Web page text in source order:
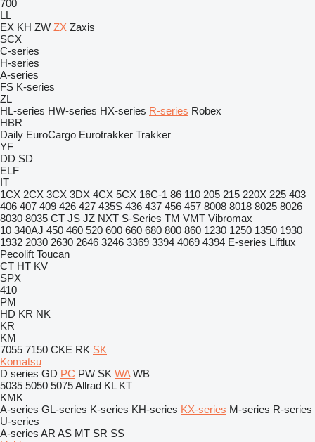
700
LL
EX KH ZW ZX Zaxis
SCX
C-series
H-series
A-series
FS K-series
ZL
HL-series HW-series HX-series R-series Robex
HBR
Daily EuroCargo Eurotrakker Trakker
YF
DD SD
ELF
IT
1CX 2CX 3CX 3DX 4CX 5CX 16C-1 86 110 205 215 220X 225 403
406 407 409 426 427 435S 436 437 456 457 8008 8018 8025 8026
8030 8035 CT JS JZ NXT S-Series TM VMT Vibromax
10 340AJ 450 460 520 600 660 680 800 860 1230 1250 1350 1930
1932 2030 2630 2646 3246 3369 3394 4069 4394 E-series Liftlux
Pecolift Toucan
CT HT KV
SPX
410
PM
HD KR NK
KR
KM
7055 7150 CKE RK SK
Komatsu
D series GD PC PW SK WA WB
5035 5050 5075Allrad KL KT
KMK
A-series GL-series K-series KH-series KX-series M-series R-series
U-series
A-series AR AS MT SR SS